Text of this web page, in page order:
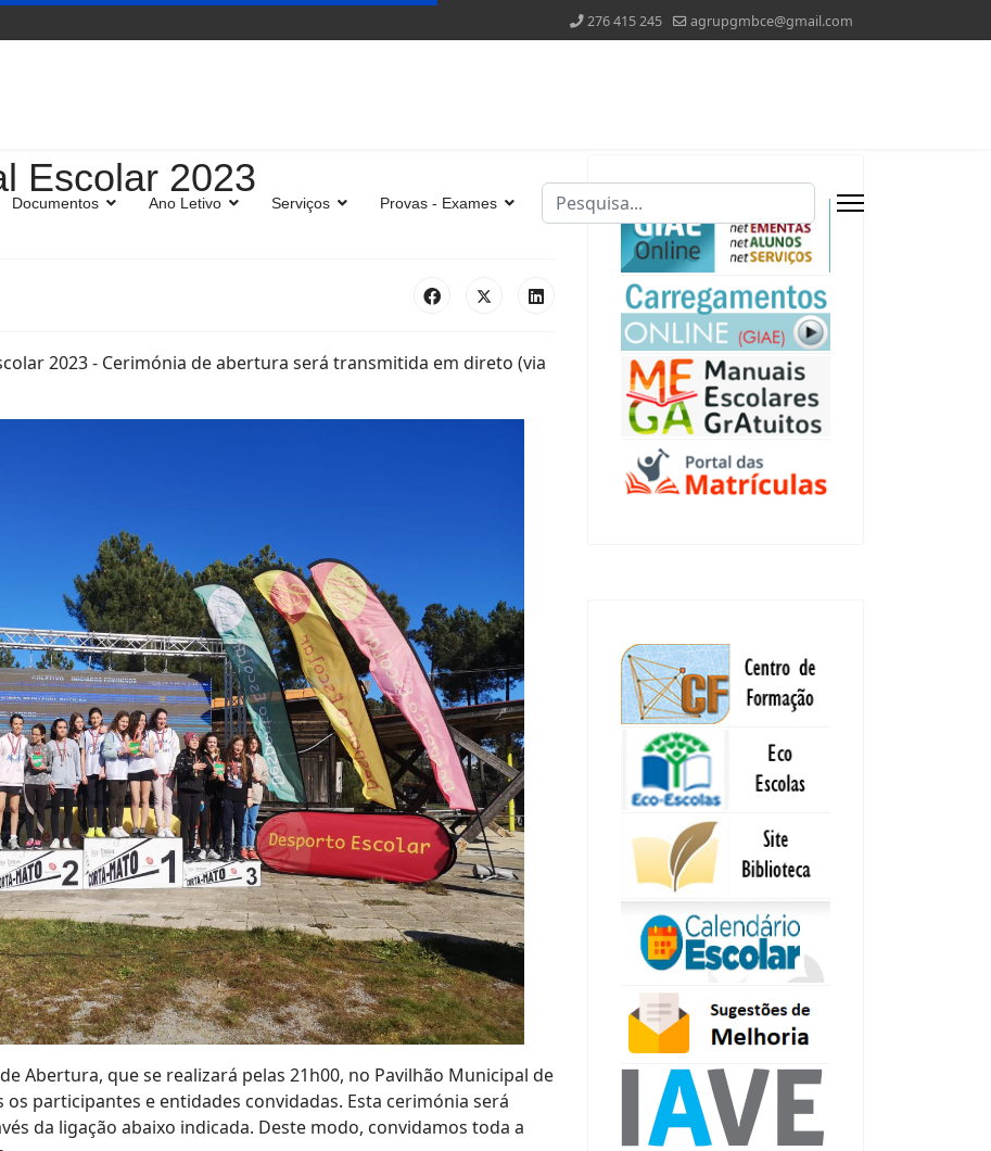
276 415 245 agrupgmbce@gmail.com
Documentos Ano Letivo Serviços Provas - Exames
Pesquisar
Type 2 or more characters for results.
Escolar 2023
2023 - Cerimónia de abertura será transmitida em direto (via
Abertura, que se realizará pelas 21h00, no Pavilhão Municipal de
participantes e entidades convidadas. Esta cerimónia será
da ligação abaixo indicada. Deste modo, convidamos toda a